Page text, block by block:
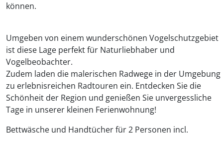
können.
Umgeben von einem wunderschönen Vogelschutzgebiet
ist diese Lage perfekt für Naturliebhaber und
Vogelbeobachter.
Zudem laden die malerischen Radwege in der Umgebung
zu erlebnisreichen Radtouren ein. Entdecken Sie die
Schönheit der Region und genießen Sie unvergessliche
Tage in unserer kleinen Ferienwohnung!
Bettwäsche und Handtücher für 2 Personen incl.